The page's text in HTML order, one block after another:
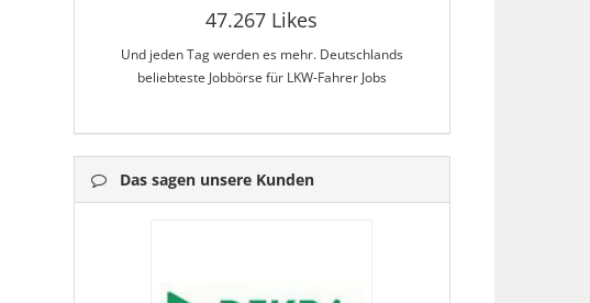
47.267 Likes
Und jeden Tag werden es mehr. Deutschlands
beliebteste Jobbörse für LKW-Fahrer Jobs
Das sagen unsere Kunden